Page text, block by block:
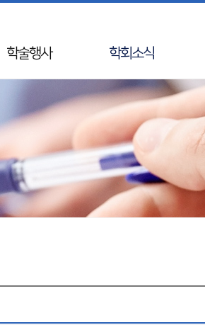
학술행사
학술행사 리스트
춘계학술대회
추계학술대회
SIDDS
KDDW
APDW
학회소식
공지사항
국내외 행사일정
뉴스레터
윤리레터
논문상/연구비